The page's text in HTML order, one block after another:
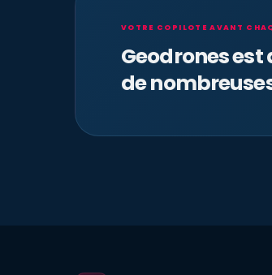
VOTRE COPILOTE AVANT
Geodrones
de